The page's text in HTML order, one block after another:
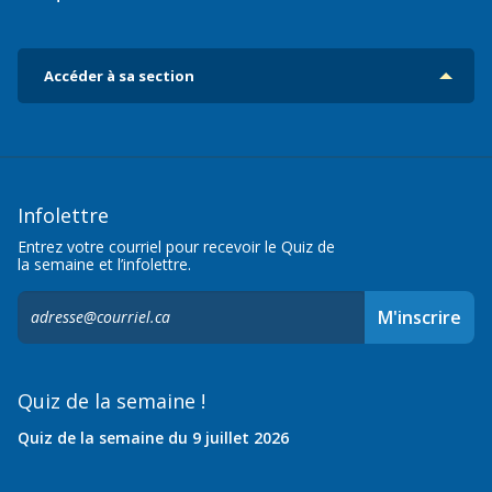
Accéder à sa section
Infolettre
Entrez votre courriel pour recevoir le Quiz de
la semaine et l’infolettre.
M'inscrire
Quiz de la semaine !
Quiz de la semaine du 9 juillet 2026